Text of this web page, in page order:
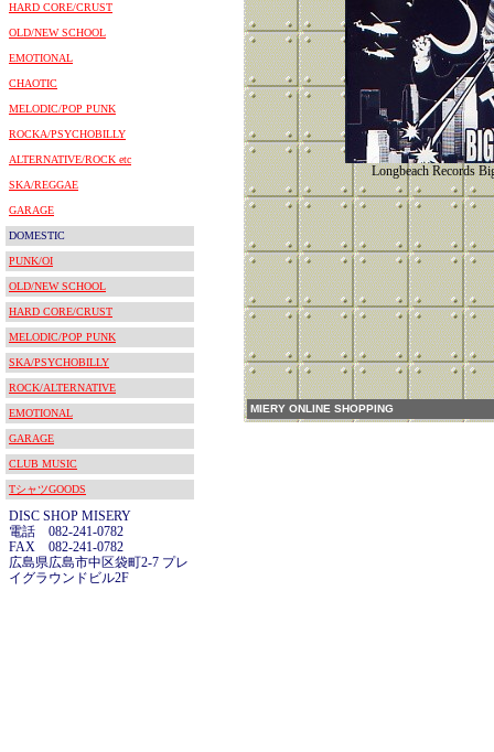
HARD CORE/CRUST
OLD/NEW SCHOOL
EMOTIONAL
CHAOTIC
MELODIC/POP PUNK
ROCKA/PSYCHOBILLY
ALTERNATIVE/ROCK etc
SKA/REGGAE
GARAGE
DOMESTIC
PUNK/OI
OLD/NEW SCHOOL
HARD CORE/CRUST
MELODIC/POP PUNK
SKA/PSYCHOBILLY
ROCK/ALTERNATIVE
EMOTIONAL
GARAGE
CLUB MUSIC
TシャツGOODS
DISC SHOP MISERY
電話 082-241-0782
FAX 082-241-0782
広島県広島市中区袋町2-7 プレ
イグラウンドビル2F
Longbeach Records
MIERY ONLINE SHOPPING